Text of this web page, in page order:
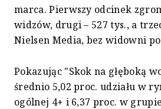
marca. Pierwszy odcinek
widzów, drugi – 527 tys., a
Nielsen Media, bez widowni
Pokazując "Skok na głęboką
średnio 5,02 proc. udziału w
ogólnej 4+ i 6,37 proc. w